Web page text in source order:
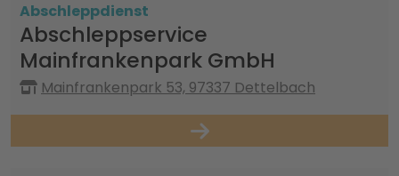
Abschleppdienst
Abschleppservice
Mainfrankenpark GmbH
Mainfrankenpark 53, 97337 Dettelbach